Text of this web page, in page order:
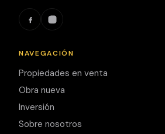
NAVEGACIÓN
Propiedades en venta
Obra nueva
Inversión
Sobre nosotros